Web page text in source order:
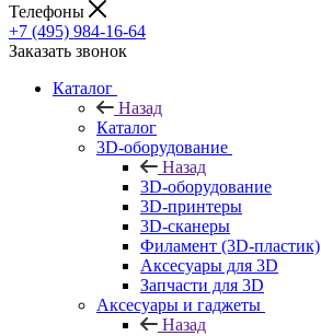
Телефоны
+7 (495) 984-16-64
Заказать звонок
Каталог
Назад
Каталог
3D-оборудование
Назад
3D-оборудование
3D-принтеры
3D-сканеры
Филамент (3D-пластик)
Аксесуары для 3D
Запчасти для 3D
Аксесуары и гаджеты
Назад